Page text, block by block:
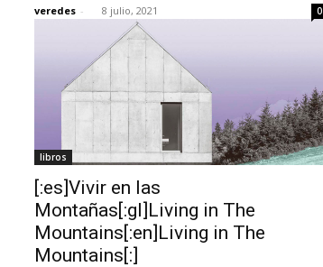
veredes - 8 julio, 2021 0
libros
[:es]Vivir en las
Montañas[:gl]Living in The
Mountains[:en]Living in The
Mountains[:]